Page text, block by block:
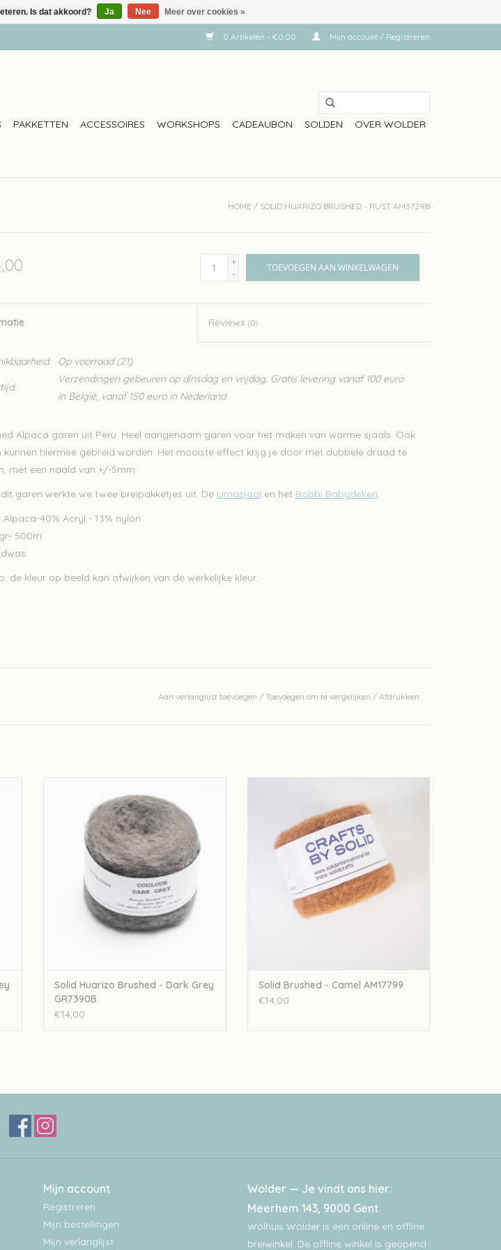
0 Artikelen - €0,00 Mijn account / Registreren
PAKKETTEN ACCESSOIRES WORKSHOPS CADEAUBON SOLDEN OVER WOLDER
HOME / SOLID HUARIZO BRUSHED - RUST AM3729B
+
-
TOEVOEGEN AAN WINKELWAGEN
Reviews(0)
Op voorraad(21)
Verzendingen gebeuren op dinsdag en vrijdag. Gratis levering vanaf 100 euro
in België, vanaf 150 euro in Nederland
Alpaca garen uit Peru. Heel aangenaam garen voor het maken van warme sjaals. Ook
kunnen hiermee gebreid worden. Het mooiste effect krijg je door met dubbele draad te
met een naald van +/-5mm.
garen werkte we twee breipakketjes uit. De Limasjaal en het Bobbi Babydeken.
Alpaca-40% Acryl - 13% nylon
500m
de kleur op beeld kan afwijken van de werkelijke kleur.
Aan verlanglijst toevoegen / Toevoegen om te vergelijken / Afdrukken
GR7390B
TOEVOEGEN AAN WINKELWAGEN
Solid Huarizo Brushed - Dark Grey
GR7390B
€14,00
TOEVOEGEN AAN WINKELWAGEN
Solid Brushed - Camel AM17799
€14,00
Mijn account
Registreren
Mijn bestellingen
Mijn verlanglijst
Wolder — Je vindt ons hier:
Meerhem 143, 9000 Gent
Wolhuis Wolder is een online en offline
breiwinkel. De offline winkel is geopend
Is dat akkoord? Ja Nee Meer over cookies »